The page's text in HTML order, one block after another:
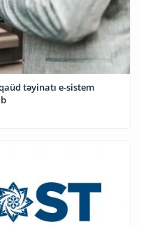
e-sistem